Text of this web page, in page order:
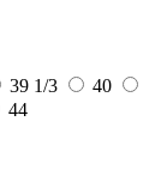
39 1/3
40
44